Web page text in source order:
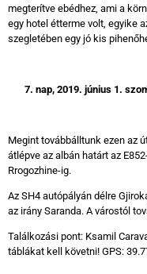
megterítve ebédhez, ami a
egy hotel étterme volt, egyike
szegletében egy jó kis
7. nap, 2019. június 1.
Megint továbbálltunk ezen az
átlépve az albán határt az
Rrogozhine-ig.
Az SH4 autópályán délre
az irány Saranda. A várostól
Találkozási pont: Ksamil
táblákat kell követni! GPS: